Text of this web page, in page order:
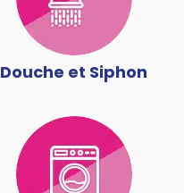
Douche et Siphon